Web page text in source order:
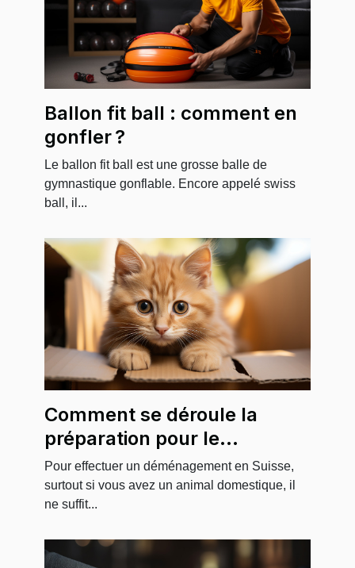
Ballon fit ball : comment en
gonfler ?
Le ballon fit ball est une grosse balle de
gymnastique gonflable. Encore appelé swiss
ball, il...
Comment se déroule la
préparation pour le
déménagement avec un
animal en Suisse ?
Pour effectuer un déménagement en Suisse,
surtout si vous avez un animal domestique, il
ne suffit...